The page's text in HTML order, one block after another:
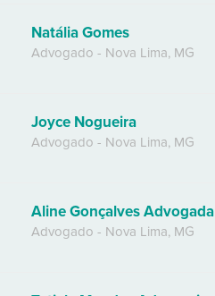
Natália Gomes
Advogado - Nova Lima, MG
Joyce Nogueira
Advogado - Nova Lima, MG
Aline Gonçalves Advogada
Advogado - Nova Lima, MG